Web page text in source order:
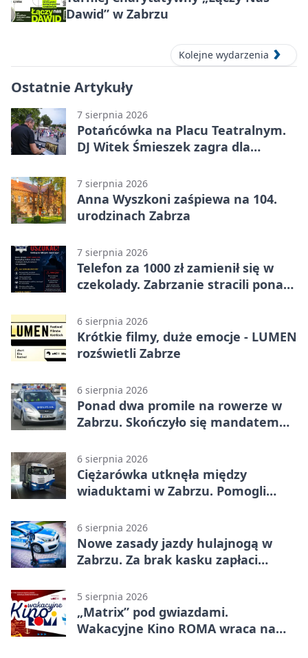
Dawid” w Zabrzu
Kolejne wydarzenia
Ostatnie Artykuły
7 sierpnia 2026
Potańcówka na Placu Teatralnym.
DJ Witek Śmieszek zagra dla
7 sierpnia 2026
Anna Wyszkoni zaśpiewa na 104.
urodzinach Zabrza
7 sierpnia 2026
Telefon za 1000 zł zamienił się w
czekolady. Zabrzanie stracili ponad
6 sierpnia 2026
Krótkie filmy, duże emocje - LUMEN
rozświetli Zabrze
6 sierpnia 2026
Ponad dwa promile na rowerze w
Zabrzu. Skończyło się mandatem
6 sierpnia 2026
Ciężarówka utknęła między
wiaduktami w Zabrzu. Pomogli
6 sierpnia 2026
Nowe zasady jazdy hulajnogą w
Zabrzu. Za brak kasku zapłaci
5 sierpnia 2026
„Matrix” pod gwiazdami.
Wakacyjne Kino ROMA wraca na